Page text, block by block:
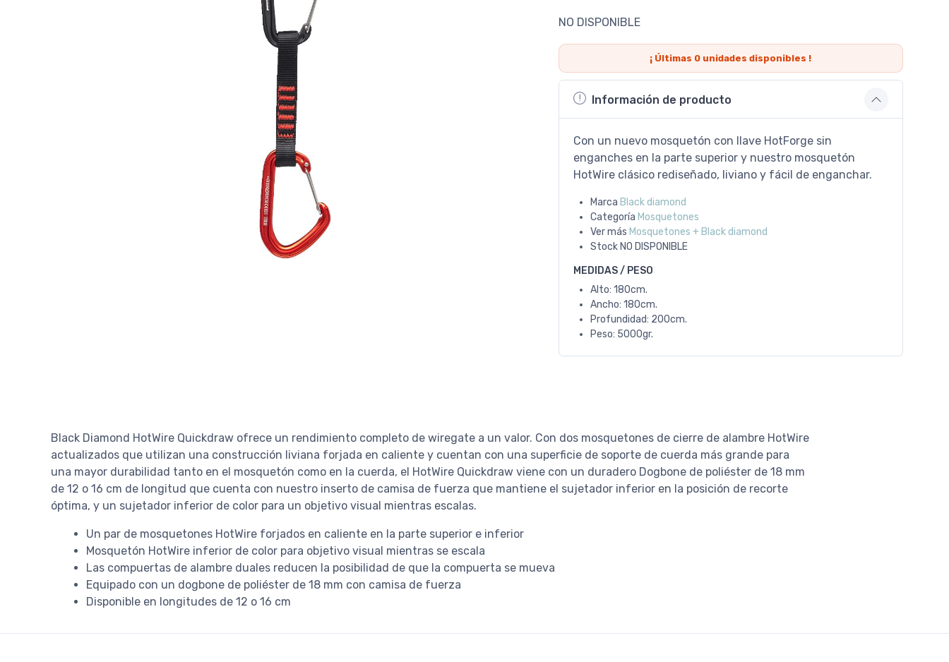
NO DISPONIBLE
¡ Últimas 0 unidades disponibles !
Información de producto
Con un nuevo mosquetón con llave HotForge sin
enganches en la parte superior y nuestro mosquetón
HotWire clásico rediseñado, liviano y fácil de enganchar.
Marca Black diamond
Categoría Mosquetones
Ver más Mosquetones + Black diamond
Stock NO DISPONIBLE
MEDIDAS / PESO
Alto: 180cm.
Ancho: 180cm.
Profundidad: 200cm.
Peso: 5000gr.
Black Diamond HotWire Quickdraw ofrece un rendimiento completo de wiregate a un valor. Con dos mosquetones de cierre de alambre HotWire
actualizados que utilizan una construcción liviana forjada en caliente y cuentan con una superficie de soporte de cuerda más grande para
una mayor durabilidad tanto en el mosquetón como en la cuerda, el HotWire Quickdraw viene con un duradero Dogbone de poliéster de 18 mm
de 12 o 16 cm de longitud que cuenta con nuestro inserto de camisa de fuerza que mantiene el sujetador inferior en la posición de recorte
óptima, y ​​un sujetador inferior de color para un objetivo visual mientras escalas.
Un par de mosquetones HotWire forjados en caliente en la parte superior e inferior
Mosquetón HotWire inferior de color para objetivo visual mientras se escala
Las compuertas de alambre duales reducen la posibilidad de que la compuerta se mueva
Equipado con un dogbone de poliéster de 18 mm con camisa de fuerza
Disponible en longitudes de 12 o 16 cm